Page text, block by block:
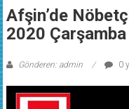
Afşin’de
2020 Çarşamba
Gönderen: admin 0